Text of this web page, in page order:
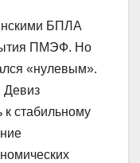
БПЛА
ПМЭФ. Но
«нулевым».
Девиз
стабильному